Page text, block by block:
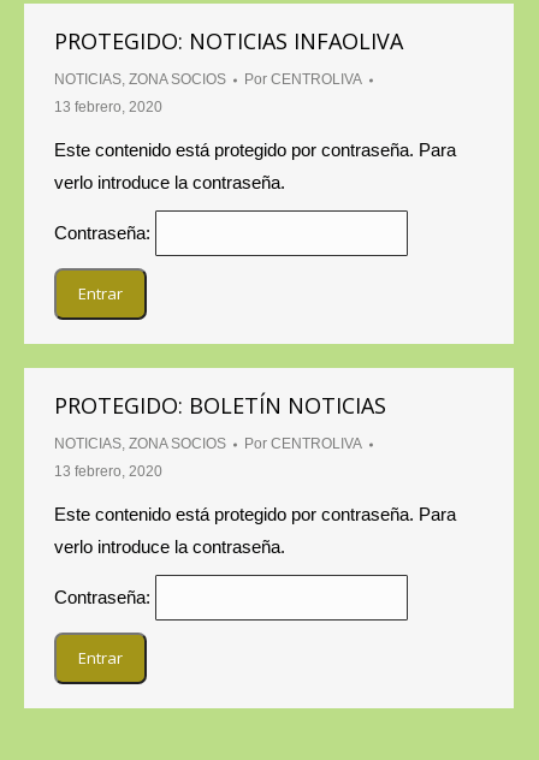
PROTEGIDO: NOTICIAS INFAOLIVA
NOTICIAS, ZONA SOCIOS Por CENTROLIVA
13 febrero, 2020
Este contenido está protegido por contraseña. Para
verlo introduce la contraseña.
Contraseña:
PROTEGIDO: BOLETÍN NOTICIAS
NOTICIAS, ZONA SOCIOS Por CENTROLIVA
13 febrero, 2020
Este contenido está protegido por contraseña. Para
verlo introduce la contraseña.
Contraseña: